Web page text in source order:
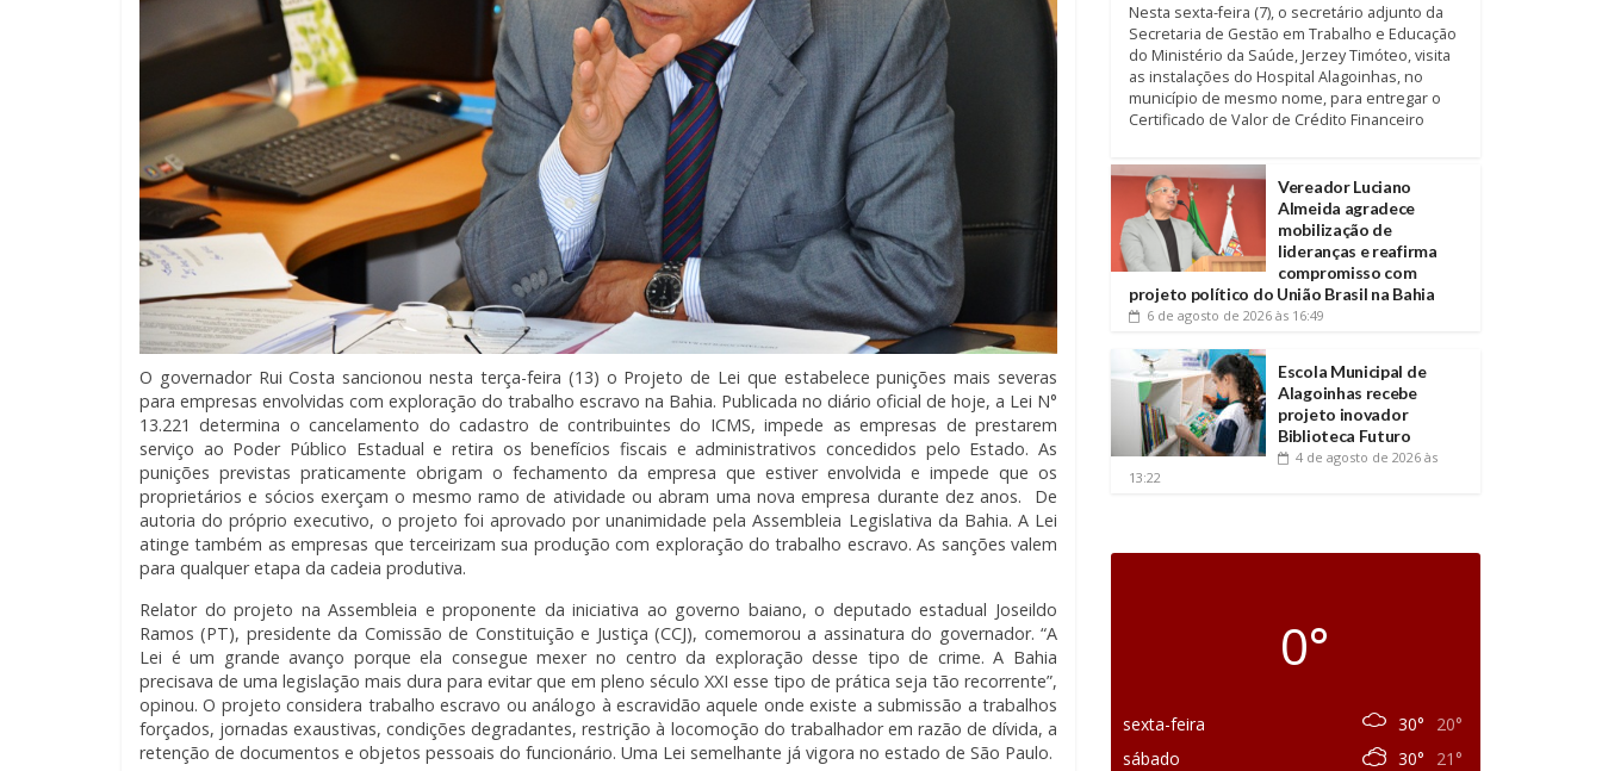
O governador Rui Costa sancionou nesta terça-feira (13) o Projeto de Lei que estabelece punições mais severas
para empresas envolvidas com exploração do trabalho escravo na Bahia. Publicada no diário oficial de hoje, a Lei N°
13.221 determina o cancelamento do cadastro de contribuintes do ICMS, impede as empresas de prestarem
serviço ao Poder Público Estadual e retira os benefícios fiscais e administrativos concedidos pelo Estado. As
punições previstas praticamente obrigam o fechamento da empresa que estiver envolvida e impede que os
proprietários e sócios exerçam o mesmo ramo de atividade ou abram uma nova empresa durante dez anos. De
autoria do próprio executivo, o projeto foi aprovado por unanimidade pela Assembleia Legislativa da Bahia. A Lei
atinge também as empresas que terceirizam sua produção com exploração do trabalho escravo. As sanções valem
para qualquer etapa da cadeia produtiva.
Relator do projeto na Assembleia e proponente da iniciativa ao governo baiano, o deputado estadual Joseildo
Ramos (PT), presidente da Comissão de Constituição e Justiça (CCJ), comemorou a assinatura do governador. “A
Lei é um grande avanço porque ela consegue mexer no centro da exploração desse tipo de crime. A Bahia
precisava de uma legislação mais dura para evitar que em pleno século XXI esse tipo de prática seja tão recorrente”,
opinou. O projeto considera trabalho escravo ou análogo à escravidão aquele onde existe a submissão a trabalhos
forçados, jornadas exaustivas, condições degradantes, restrição à locomoção do trabalhador em razão de dívida, a
retenção de documentos e objetos pessoais do funcionário. Uma Lei semelhante já vigora no estado de São Paulo.
Nesta sexta-feira (7), o secretário adjunto da
Secretaria de Gestão em Trabalho e Educação
do Ministério da Saúde, Jerzey Timóteo, visita
as instalações do Hospital Alagoinhas, no
município de mesmo nome, para entregar o
Certificado de Valor de Crédito Financeiro
Vereador Luciano
Almeida agradece
mobilização de
lideranças e reafirma
compromisso com
projeto político do União Brasil na Bahia
6 de agosto de 2026 às 16:49
Escola Municipal de
Alagoinhas recebe
projeto inovador
Biblioteca Futuro
4 de agosto de 2026 às
13:22
0°
sexta-feira 30°
20°
sábado
30°
21°